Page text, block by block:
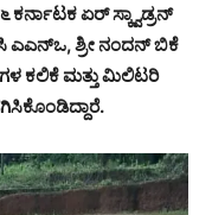
ಏರ್ ಸ್ಕ್ವಾಡ್ರನ್
ಎಎನ್‌ಒ, ಶ್ರೀ ನಂದನ್ ಬಿಕೆ
ಕಲಿಕೆ ಮತ್ತು ಮಿಲಿಟರಿ